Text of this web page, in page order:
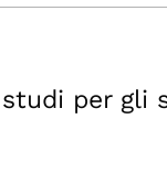
per gli